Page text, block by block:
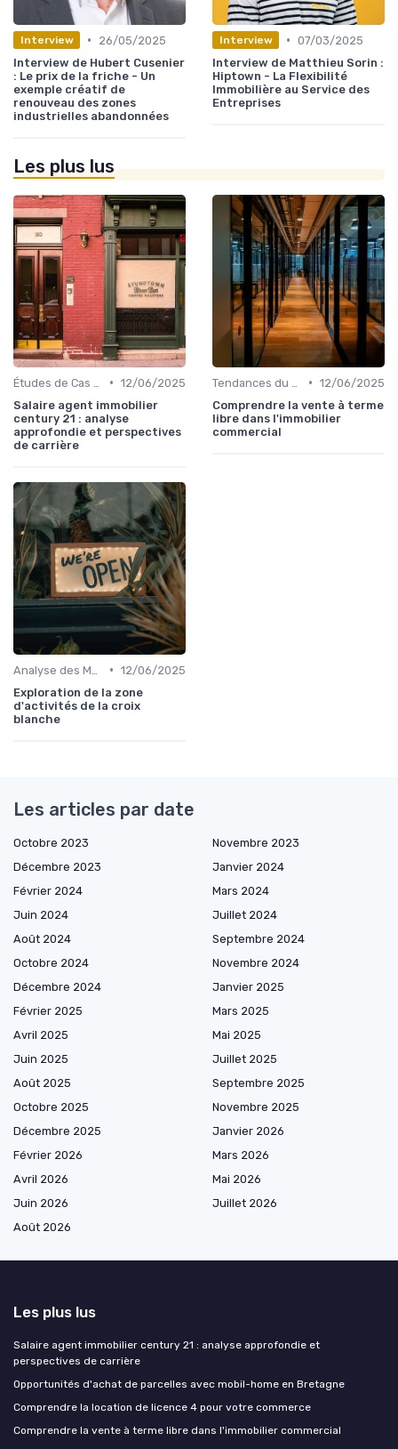
Interview •
26/05/2025
Interview de Hubert Cusenier
: Le prix de la friche - Un
exemple créatif de
renouveau des zones
industrielles abandonnées
Interview • 07/03/2025
Interview de Matthieu Sorin :
Hiptown - La Flexibilité
Immobilière au Service des
Entreprises
Les plus lus
• 12/06/2025
Salaire agent immobilier
century 21 : analyse
approfondie et perspectives
de carrière
• 12/06/2025
Comprendre la vente à terme
libre dans l'immobilier
commercial
• 12/06/2025
Exploration de la zone
d'activités de la croix
blanche
Les articles par date
Octobre 2023
Novembre 2023
Décembre 2023
Janvier 2024
Février 2024
Mars 2024
Juin 2024
Juillet 2024
Août 2024
Septembre 2024
Octobre 2024
Novembre 2024
Décembre 2024
Janvier 2025
Février 2025
Mars 2025
Avril 2025
Mai 2025
Juin 2025
Juillet 2025
Août 2025
Septembre 2025
Octobre 2025
Novembre 2025
Décembre 2025
Janvier 2026
Février 2026
Mars 2026
Avril 2026
Mai 2026
Juin 2026
Juillet 2026
Août 2026
Les plus lus
Salaire agent immobilier century 21 : analyse approfondie et
perspectives de carrière
Opportunités d'achat de parcelles avec mobil-home en Bretagne
Comprendre la location de licence 4 pour votre commerce
Comprendre la vente à terme libre dans l'immobilier commercial